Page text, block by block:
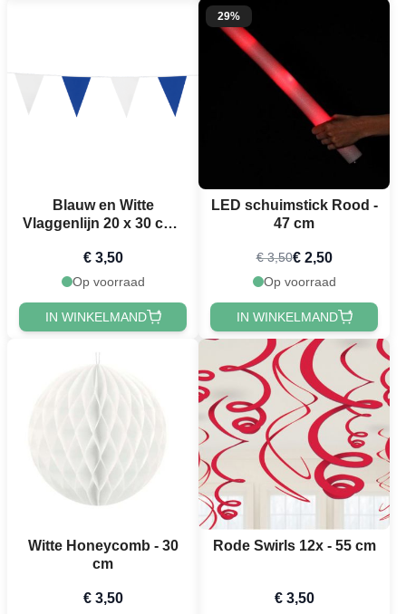
Blauw en Witte
Vlaggenlijn 20 x 30 cm -
€ 3,50
Op voorraad
IN WINKELMAND
29%
LED schuimstick Rood -
47 cm
€ 3,50€ 2,50
Op voorraad
IN WINKELMAND
Witte Honeycomb - 30
cm
€ 3,50
Rode Swirls 12x - 55 cm
€ 3,50